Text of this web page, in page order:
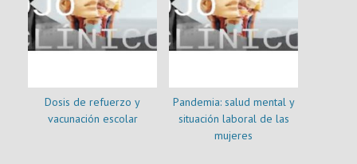
Dosis de refuerzo y
vacunación escolar
Pandemia: salud mental y
situación laboral de las
mujeres